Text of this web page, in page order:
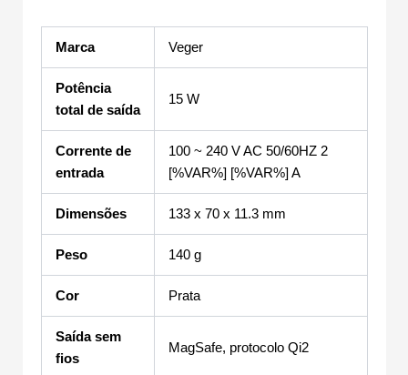
Marca Veger
Potência
total de saída
15 W
Corrente de
entrada
100 ~ 240 V AC 50/60HZ 2
[%VAR%] [%VAR%] A
Dimensões 133 x 70 x 11.3 mm
Peso 140 g
Cor Prata
Saída sem
fios
MagSafe, protocolo Qi2